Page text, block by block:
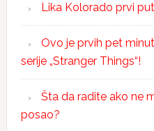
Lika Kolorado prvi
Ovo je prvih pet
serije „Stranger Things“!
Šta da radite ako ne
posao?